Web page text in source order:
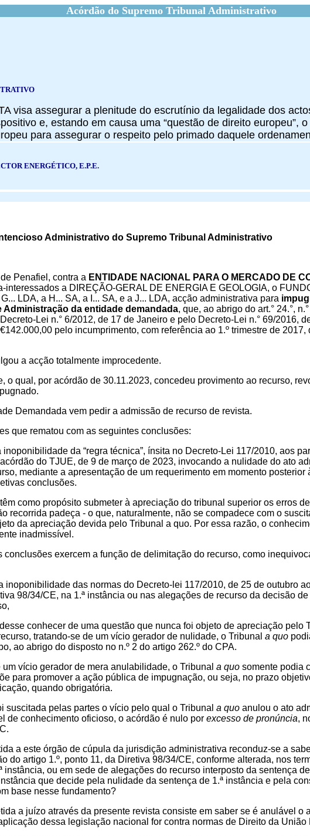
Acórdão do Supremo Tribunal Administrativo
visa assegurar a plenitude do escrutínio da legalidade dos
e, estando em causa uma “questão de direito europeu”,
para assegurar o respeito pelo primado daquele
ENERGÉTICO, E.P.E.
Administrativo do Supremo Tribunal Administrativo
Penafiel, contra a ENTIDADE NACIONAL PARA O MERCADO DE
interessados a DIREÇÃO-GERAL DE ENERGIA E GEOLOGIA, o
LDA, a H... SA, a I... SA, e a J... LDA, acção administrativa para
Administração da entidade demandada, que, ao abrigo do art.° 24.°,
Lei n.° 6/2012, de 17 de Janeiro e pelo Decreto-Lei n.° 69/2016,
pelo incumprimento, com referência ao 1.º trimestre de
a acção totalmente improcedente.
o qual, por acórdão de 30.11.2023, concedeu provimento ao recurso,
Demandada vem pedir a admissão de recurso de revista.
que rematou com as seguintes conclusões:
inoponibilidade da “regra técnica”, ínsita no Decreto-Lei 117/2010, aos
do TJUE, de 9 de março de 2023, invocando a nulidade do ato
mediante a apresentação de um requerimento em momento
conclusões.
como propósito submeter à apreciação do tribunal superior os erros
recorrida padeça - o que, naturalmente, não se compadece com o
da apreciação devida pelo Tribunal a quo. Por essa razão, o
inadmissível.
conclusões exercem a função de delimitação do recurso, como
inoponibilidade das normas do Decreto-lei 117/2010, de 25 de outubro
98/34/CE, na 1.ª instância ou nas alegações de recurso da decisão
conhecer de uma questão que nunca foi objeto de apreciação pelo
tratando-se de um vício gerador de nulidade, o Tribunal a quo
ao abrigo do disposto no n.º 2 do artigo 262.º do CPA.
vício gerador de mera anulabilidade, o Tribunal a quo somente podia
para promover a ação pública de impugnação, ou seja, no prazo
quando obrigatória.
suscitada pelas partes o vício pelo qual o Tribunal a quo anulou o ato
de conhecimento oficioso, o acórdão é nulo por excesso de pronúncia,
a este órgão de cúpula da jurisdição administrativa reconduz-se a
do artigo 1.º, ponto 11, da Diretiva 98/34/CE, conforme alterada, nos
instância, ou em sede de alegações do recurso interposto da sentença
que decide pela nulidade da sentença de 1.ª instância e pela
base nesse fundamento?
a juízo através da presente revista consiste em saber se é anulável o
dessa legislação nacional for contra normas de Direito da União